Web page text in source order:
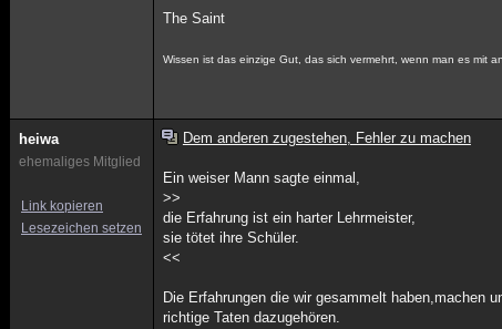
The Saint
Wissen ist das einzige Gut, das sich vermehrt, wenn man es mit
heiwa
ehemaliges Mitglied
Link kopieren
Lesezeichen setzen
Dem anderen zugestehen, Fehler zu machen
Ein weiser Mann sagte einmal,
>>
die Erfahrung ist ein harter Lehrmeister,
sie tötet ihre Schüler.
<<
Die Erfahrungen die wir gesammelt haben,machen
richtige Taten dazugehören.